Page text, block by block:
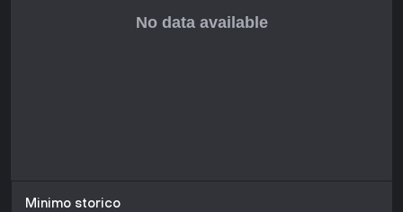
Minimo storico